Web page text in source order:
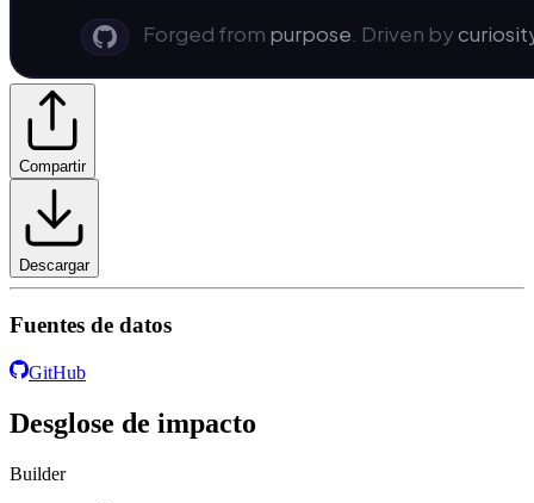
Forged from purpose . Driven by
Compartir
Descargar
Fuentes de datos
GitHub
Desglose de impacto
Builder